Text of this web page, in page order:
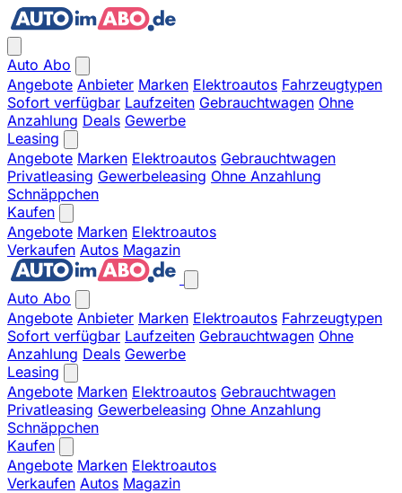
Auto Abo
Angebote Anbieter Marken Elektroautos Fahrzeugtypen
Sofort verfügbar Laufzeiten Gebrauchtwagen Ohne
Anzahlung Deals Gewerbe
Leasing
Angebote Marken Elektroautos Gebrauchtwagen
Privatleasing Gewerbeleasing Ohne Anzahlung
Schnäppchen
Kaufen
Angebote Marken Elektroautos
Verkaufen Autos Magazin
Auto Abo
Angebote Anbieter Marken Elektroautos Fahrzeugtypen
Sofort verfügbar Laufzeiten Gebrauchtwagen Ohne
Anzahlung Deals Gewerbe
Leasing
Angebote Marken Elektroautos Gebrauchtwagen
Privatleasing Gewerbeleasing Ohne Anzahlung
Schnäppchen
Kaufen
Angebote Marken Elektroautos
Verkaufen Autos Magazin